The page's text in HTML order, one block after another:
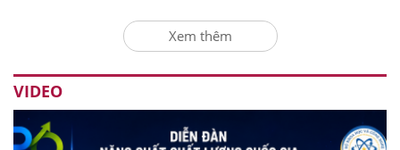
Xem thêm
VIDEO